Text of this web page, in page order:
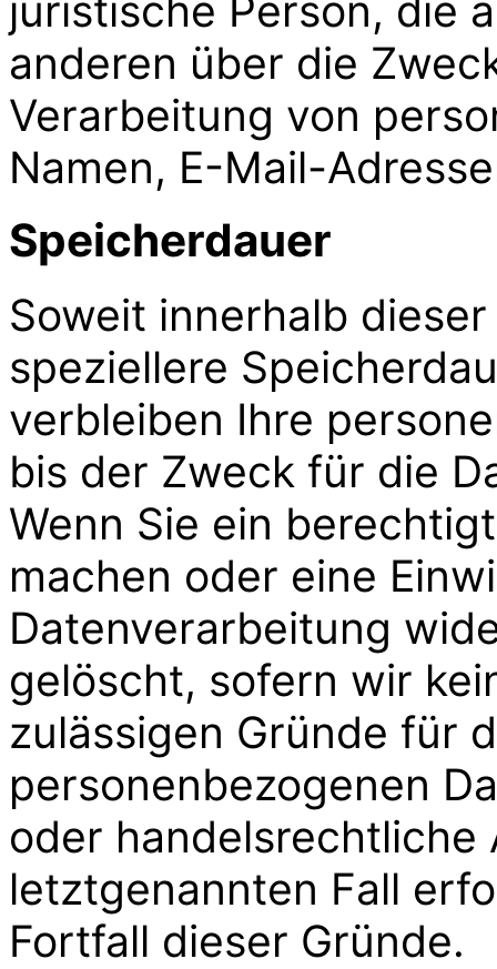
anderen über die
Verarbeitung von
Namen, E-Mail-
Speicherdauer
Soweit innerhalb
speziellere
verbleiben Ihre
bis der Zweck für die
Wenn Sie ein
machen oder eine
Datenverarbeitung
gelöscht, sofern wir
zulässigen Gründe für
personenbezogenen
oder
letztgenannten Fall
Fortfall dieser Gründe.